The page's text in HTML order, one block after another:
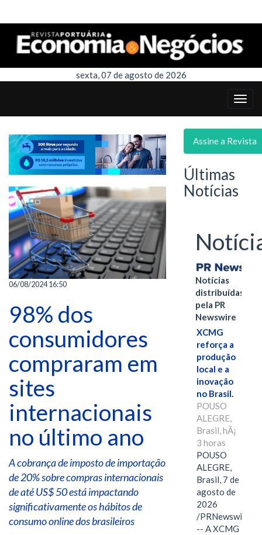
sexta, 07 de agosto de 2026
06/08/2024 16:50
98% dos
consumidores
compraram em
sites
internacionais
no último ano
A cobrança de imposto de importação
de 20% sobre compras internacionais
de até US$ 50 está impactando
significativamente os hábitos de
consumo online dos brasileiros
Assine a Revista
Últimas
Notícias
Notícias
distribuídas
pela PR
Newswire
XCMG
reforça a
produção
local e a
inovação
no Brasil.
POUSO
ALEGRE,
Brasil, hÃ¡
3 horas
POUSO
ALEGRE,
Brasil, 7 de
agosto de
2026
/PRNewswire/
-- A XCMG